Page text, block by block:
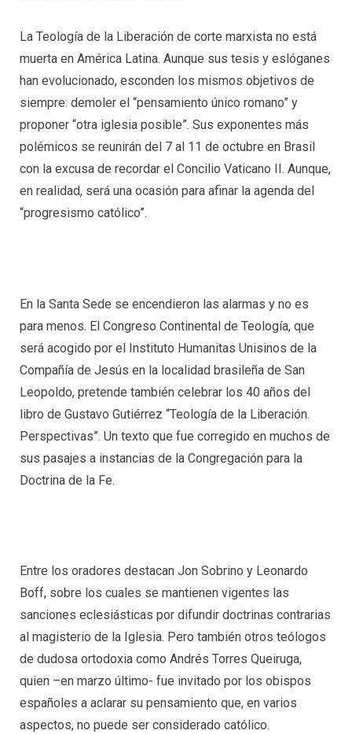
La Teología de la Liberación de corte marxista no está
muerta en América Latina. Aunque sus tesis y eslóganes
han evolucionado, esconden los mismos objetivos de
siempre: demoler el “pensamiento único romano” y
proponer “otra iglesia posible”. Sus exponentes más
polémicos se reunirán del 7 al 11 de octubre en Brasil
con la excusa de recordar el Concilio Vaticano II. Aunque,
en realidad, será una ocasión para afinar la agenda del
“progresismo católico”.
En la Santa Sede se encendieron las alarmas y no es
para menos. El Congreso Continental de Teología, que
será acogido por el Instituto Humanitas Unisinos de la
Compañía de Jesús en la localidad brasileña de San
Leopoldo, pretende también celebrar los 40 años del
libro de Gustavo Gutiérrez “Teología de la Liberación.
Perspectivas”. Un texto que fue corregido en muchos de
sus pasajes a instancias de la Congregación para la
Doctrina de la Fe.
Entre los oradores destacan Jon Sobrino y Leonardo
Boff, sobre los cuales se mantienen vigentes las
sanciones eclesiásticas por difundir doctrinas contrarias
al magisterio de la Iglesia. Pero también otros teólogos
de dudosa ortodoxia como Andrés Torres Queiruga,
quien –en marzo último- fue invitado por los obispos
españoles a aclarar su pensamiento que, en varios
aspectos, no puede ser considerado católico.